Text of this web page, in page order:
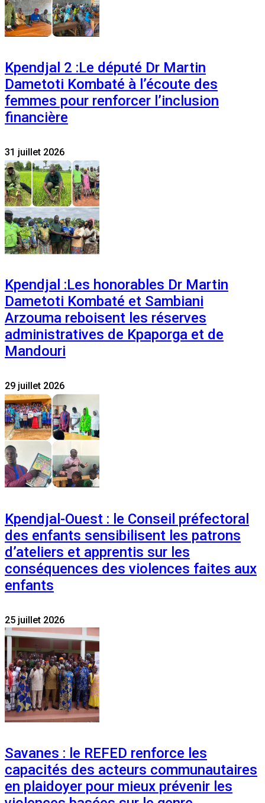
Kpendjal 2 :Le député Dr Martin
Dametoti Kombaté à l’écoute des
femmes pour renforcer l’inclusion
financière
31 juillet 2026
Kpendjal :Les honorables Dr Martin
Dametoti Kombaté et Sambiani
Arzouma reboisent les réserves
administratives de Kpaporga et de
Mandouri
29 juillet 2026
Kpendjal-Ouest : le Conseil préfectoral
des enfants sensibilisent les patrons
d’ateliers et apprentis sur les
conséquences des violences faites aux
enfants
25 juillet 2026
Savanes : le REFED renforce les
capacités des acteurs communautaires
en plaidoyer pour mieux prévenir les